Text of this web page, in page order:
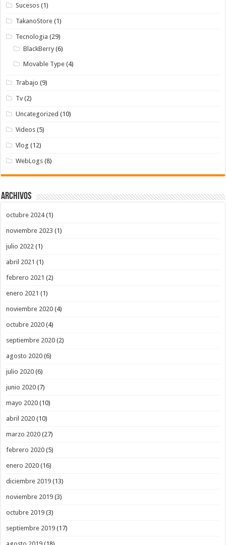
Sucesos (1)
TakanoStore (1)
Tecnologia (29)
BlackBerry (6)
Movable Type (4)
Trabajo (9)
Tv (2)
Uncategorized (10)
Videos (5)
Vlog (12)
WebLogs (8)
Archivos
octubre 2024(1)
noviembre 2023 (1)
julio 2022 (1)
abril 2021 (1)
febrero 2021 (2)
enero 2021 (1)
noviembre 2020 (4)
octubre 2020 (4)
septiembre 2020 (2)
agosto 2020 (6)
julio 2020 (6)
junio 2020 (7)
mayo 2020 (10)
abril 2020 (10)
marzo 2020 (27)
febrero 2020 (5)
enero 2020 (16)
diciembre 2019 (13)
noviembre 2019 (3)
octubre 2019 (3)
septiembre 2019 (17)